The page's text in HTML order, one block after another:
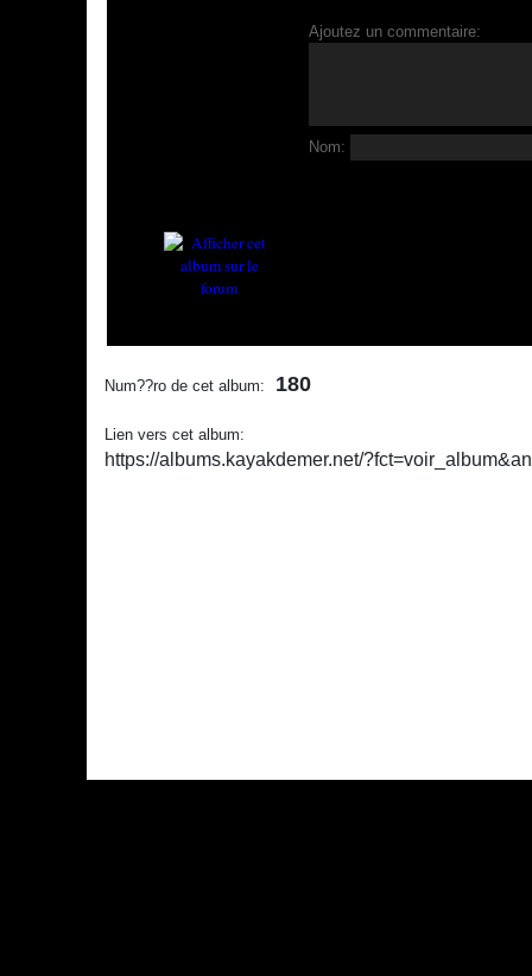
Ajoutez un commentaire:
Nom:
Num??ro de cet album: 180
Lien vers cet album:
https://albums.kayakdemer.net/